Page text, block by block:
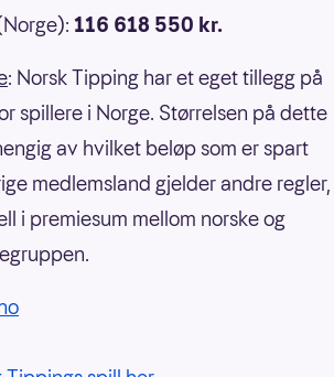
116 618 550 kr.
: Norsk Tipping har et eget tillegg på
spillere i Norge. Størrelsen på dette
av hvilket beløp som er spart
medlemsland gjelder andre regler,
i premiesum mellom norske og